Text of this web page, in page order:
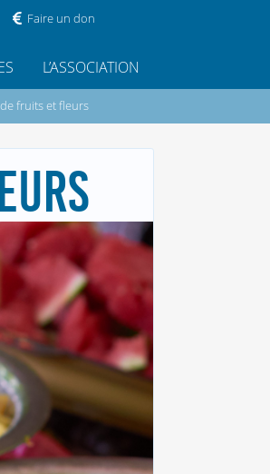
Faire un don
L’ASSOCIATION
fruits et fleurs